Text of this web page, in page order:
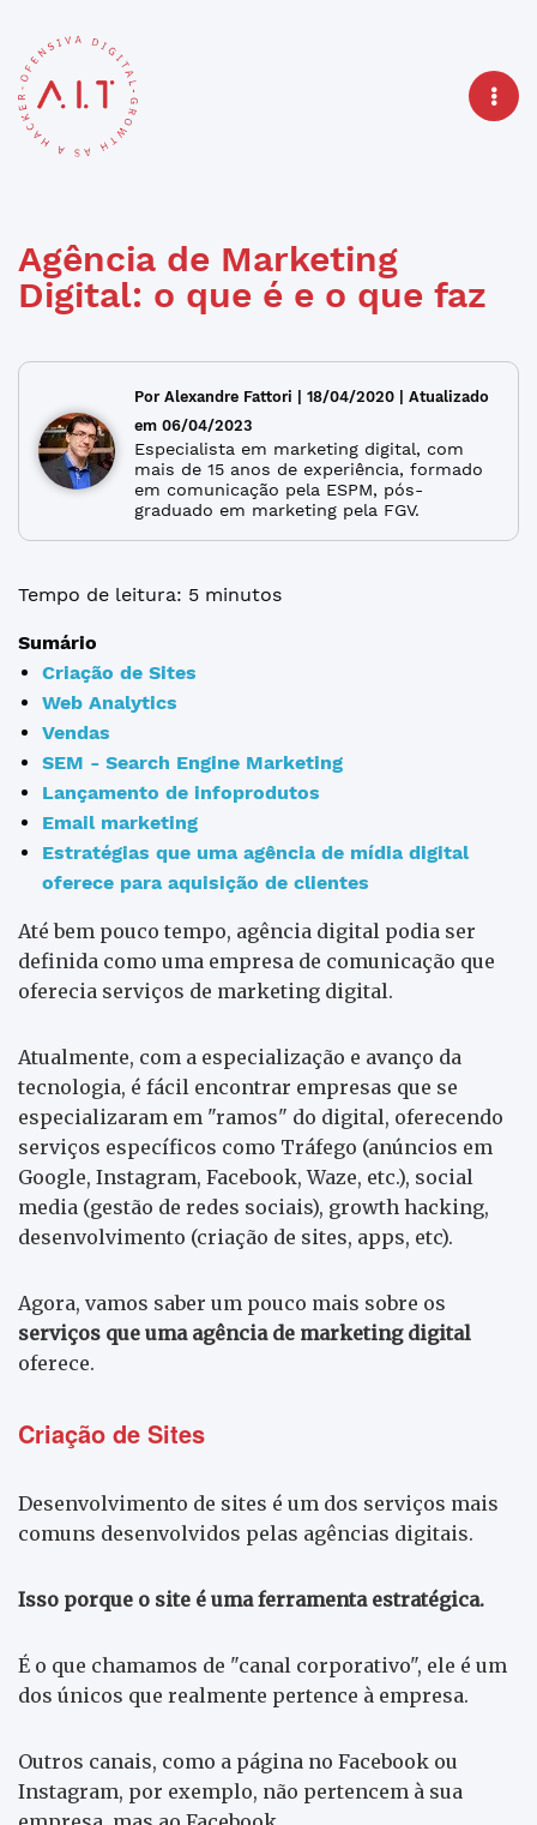
Agência de Marketing
Digital: o que é e o que faz
Por Alexandre Fattori | 18/04/2020 | Atualizado
em 06/04/2023
Especialista em marketing digital, com
mais de 15 anos de experiência, formado
em comunicação pela ESPM, pós-
graduado em marketing pela FGV.
Tempo de leitura: 5 minutos
Sumário
Criação de Sites
Web Analytics
Vendas
SEM - Search Engine Marketing
Lançamento de infoprodutos
Email marketing
Estratégias que uma agência de mídia digital
oferece para aquisição de clientes
Até bem pouco tempo, agência digital podia ser
definida como uma empresa de comunicação que
oferecia serviços de marketing digital.
Atualmente, com a especialização e avanço da
tecnologia, é fácil encontrar empresas que se
especializaram em "ramos" do digital, oferecendo
serviços específicos como Tráfego (anúncios em
Google, Instagram, Facebook, Waze, etc.), social
media (gestão de redes sociais), growth hacking,
desenvolvimento (criação de sites, apps, etc).
Agora, vamos saber um pouco mais sobre os
serviços que uma agência de marketing digital
oferece.
Criação de Sites
Desenvolvimento de sites é um dos serviços mais
comuns desenvolvidos pelas agências digitais.
Isso porque o site é uma ferramenta estratégica.
É o que chamamos de "canal corporativo", ele é um
dos únicos que realmente pertence à empresa.
Outros canais, como a página no Facebook ou
Instagram, por exemplo, não pertencem à sua